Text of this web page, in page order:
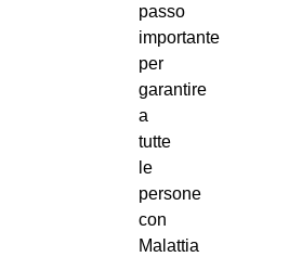
passo
importante
per
garantire
a
tutte
le
persone
con
Malattia